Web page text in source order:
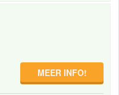
MEER INFO!